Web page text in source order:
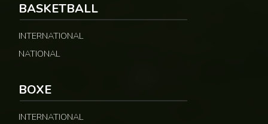
BASKETBALL
INTERNATIONAL
NATIONAL
BOXE
INTERNATIONAL